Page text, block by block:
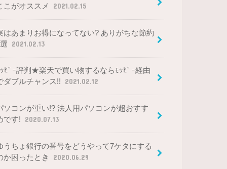
こがオススメ
2021.02.15
はあまりお得になってない? ありがちな節約
2021.02.13
ﾋﾟｰ評判★楽天で買い物するならﾓｯﾋﾟｰ経由
ダブルチャンス!!
2021.02.12
ソコンが重い!? 法人用パソコンが超おすす
です!
2020.07.13
うちょ銀行の番号をどうやって7ケタにする
か困ったとき
2020.06.29